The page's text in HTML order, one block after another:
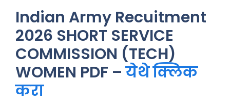
Indian Army Recuitment
2026 SHORT SERVICE
COMMISSION (TECH)
WOMEN PDF –येथे क्लिक
करा